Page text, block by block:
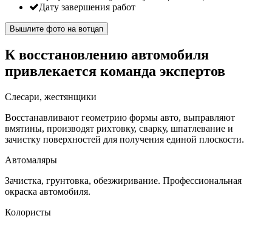
Дату завершения работ
Вышлите фото на вотцап
К восстановлению автомобиля
привлекается команда экспертов
Слесари, жестянщики
Восстанавливают геометрию формы авто, выправляют
вмятины, производят рихтовку, сварку, шпатлевание и
зачистку поверхностей для получения единой плоскости.
Автомаляры
Зачистка, грунтовка, обезжиривание. Профессиональная
окраска автомобиля.
Колористы